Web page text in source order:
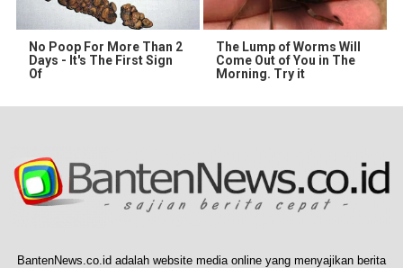
No Poop For More Than 2
Days - It's The First Sign
Of
The Lump of Worms Will
Come Out of You in The
Morning. Try it
BantenNews.co.id adalah website media online yang menyajikan berita